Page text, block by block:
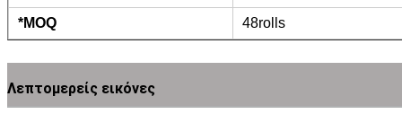
*MOQ 48rolls
Λεπτομερείς εικόνες